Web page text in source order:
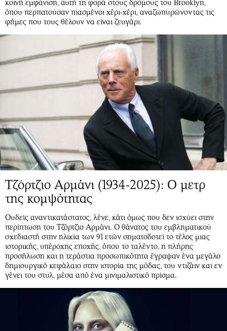
κοινή εμφάνιση, αυτή τη φορά στους δρόμους του Brooklyn,
όπου περπατούσαν πιασμένοι χέρι-χέρι, αναζωπυρώνοντας τις
φήμες που τους θέλουν να είναι ζευγάρι.
Τζόρτζιο Αρμάνι (1934-2025): O μετρ
της κομψότητας
Oυδείς αναντικατάστατος, λένε, κάτι όμως που δεν ισχύει στην
περίπτωση του Τζόρτζιο Αρμάνι. Ο θάνατος του εμβληματικού
σχεδιαστή στην ηλικία των 91 ετών σηματοδοτεί το τέλος μιας
ιστορικής, υπέροχης εποχής, όπου το ταλέντο, η πλήρης
προσήλωση και η τεράστια προσωπικότητα έγραψαν ένα μεγάλο
δημιουργικό κεφάλαιο στην ιστορία της μόδας, του ντιζάιν και εν
γένει του στυλ, μέσα από ένα μινιμαλιστικό πρίσμα.